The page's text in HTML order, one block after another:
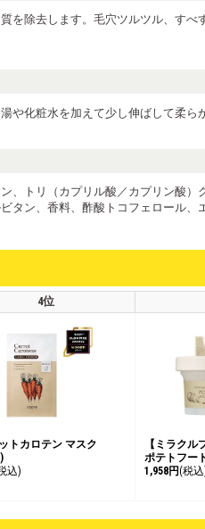
を除去します。毛穴ツルツル、すべ
や化粧水を加えて少し伸ばして柔ら
、トリ（カプリル酸／カプリン酸）
タン、香料、酢酸トコフェロール、
4位
トカロテン マスク
込)
【ミラクル
ポテトフー
1,958円(税